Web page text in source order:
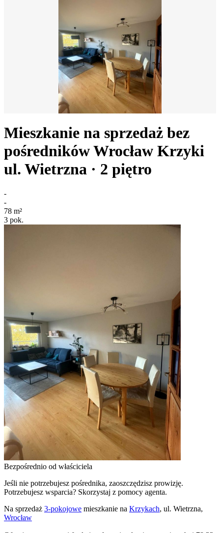
Mieszkanie na sprzedaż bez
pośrednikówWrocław Krzyki
ul. Wietrzna · 2 piętro
-
-
78 m²
3 pok.
Bezpośrednio od właściciela
Jeśli nie potrzebujesz pośrednika, zaoszczędzisz prowizję.
Potrzebujesz wsparcia? Skorzystaj z pomocy agenta.
Na sprzedaż 3-pokojowe mieszkanie na Krzykach, ul. Wietrzna,
Wrocław